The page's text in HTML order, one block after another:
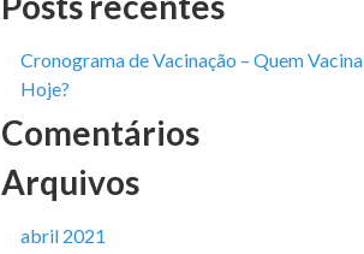
Cronograma de Vacinação – Quem Vacina
Hoje?
Comentários
Arquivos
abril 2021